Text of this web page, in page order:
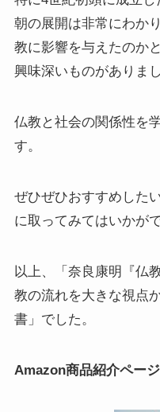
イギリスの文豪ディ
ドイツの大詩人ゲー
ローマ帝国の興亡と
光の画家フェルメー
奇跡の音楽家メンデ
クラシック・西洋美
朝の展開は非常にわか
教に影響を与えたのか
興味深いものがありま
仏教と社会の関係性を
す。
ぜひぜひおすすめした
に取ってみてはいかが
以上、「奈良康明『仏
教の流れを大きな視点
書」でした。
Amazon商品紹介ペー